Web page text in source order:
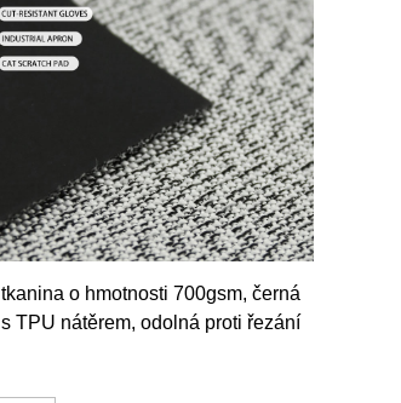
tkanina o hmotnosti 700gsm, černá
s TPU nátěrem, odolná proti řezání